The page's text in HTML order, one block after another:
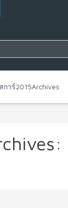
การ์2015Archives